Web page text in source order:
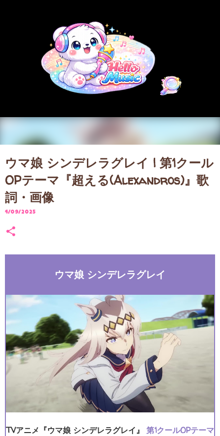
ウマ娘 シンデレラグレイ | 第1クール
OPテーマ『超える(Alexandros)』歌
詞・画像
4/09/2025
ウマ娘 シンデレラグレイ
TVアニメ『ウマ娘 シンデレラグレイ』 第1クールOPテーマ